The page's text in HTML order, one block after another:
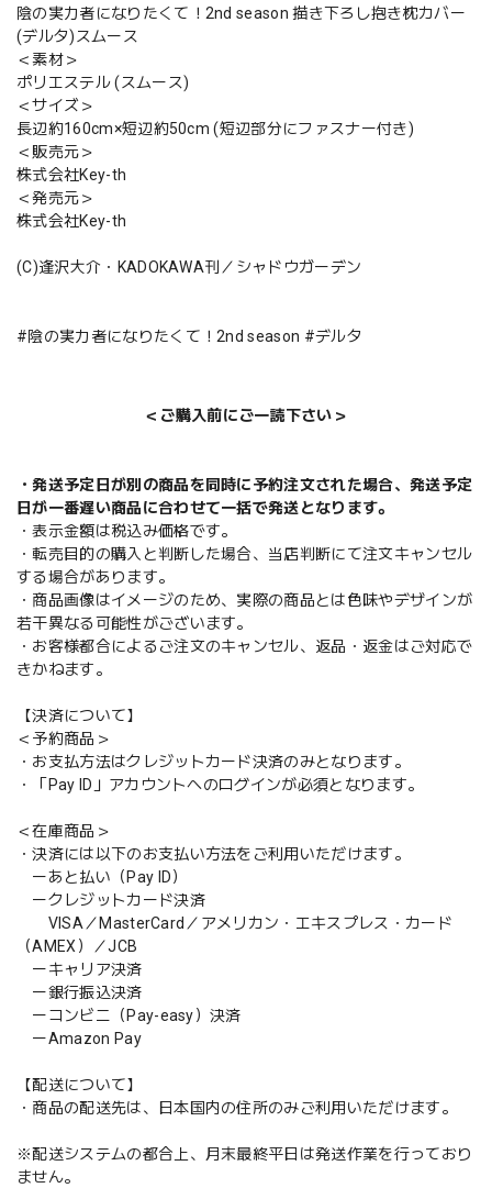
陰の実力者になりたくて！2nd season 描き下ろし抱き枕カバー
(デルタ)スムース
＜素材＞
ポリエステル (スムース)
＜サイズ＞
長辺約160cm×短辺約50cm (短辺部分にファスナー付き)
＜販売元＞
株式会社Key-th
＜発売元＞
株式会社Key-th
(C)逢沢大介・KADOKAWA刊／シャドウガーデン
#陰の実力者になりたくて！2nd season #デルタ
＜ご購入前にご一読下さい＞
・発送予定日が別の商品を同時に予約注文された場合、発送予定
日が一番遅い商品に合わせて一括で発送となります。
・表示金額は税込み価格です。
・転売目的の購入と判断した場合、当店判断にて注文キャンセル
する場合があります。
・商品画像はイメージのため、実際の商品とは色味やデザインが
若干異なる可能性がございます。
・お客様都合によるご注文のキャンセル、返品・返金はご対応で
きかねます。
【決済について】
＜予約商品＞
・お支払方法はクレジットカード決済のみとなります。
・「Pay ID」アカウントへのログインが必須となります。
＜在庫商品＞
・決済には以下のお支払い方法をご利用いただけます。
ーあと払い（Pay ID）
ークレジットカード決済
VISA／MasterCard／アメリカン・エキスプレス・カード
（AMEX）／JCB
ーキャリア決済
ー銀行振込決済
ーコンビニ（Pay-easy）決済
ーAmazon Pay
【配送について】
・商品の配送先は、日本国内の住所のみご利用いただけます。
※配送システムの都合上、月末最終平日は発送作業を行っており
ません。